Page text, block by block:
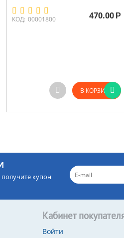
КОД: 00001800 470.00 Р
В КОРЗИНУ
купон
Кабинет
Войти